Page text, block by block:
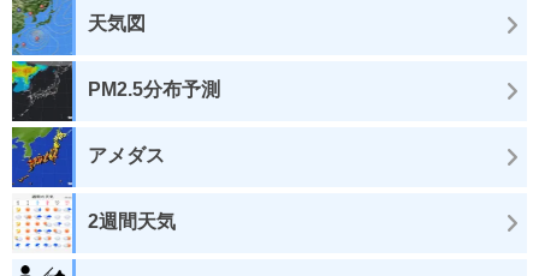
天気図
PM2.5分布予測
アメダス
2週間天気